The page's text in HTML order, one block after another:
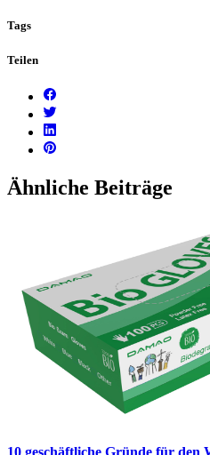
Tags
Teilen
Ähnliche Beiträge
10 geschäftliche Gründe für den